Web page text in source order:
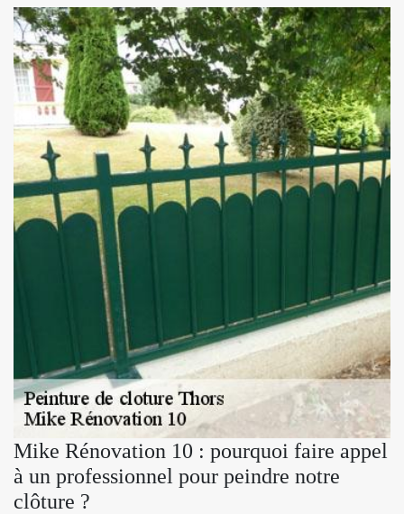
Mike Rénovation 10 : pourquoi faire appel
à un professionnel pour peindre notre
clôture ?